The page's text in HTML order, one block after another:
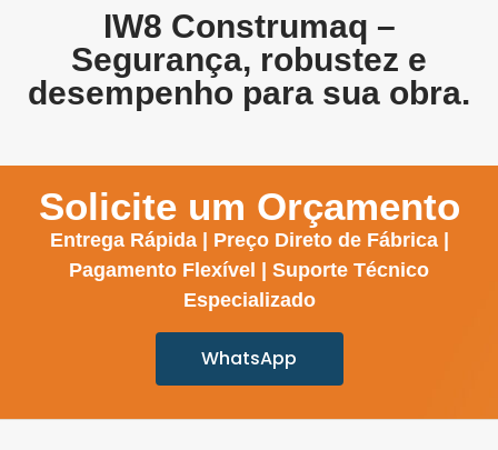
IW8 Construmaq –
Segurança, robustez e
desempenho para sua obra.
Solicite um Orçamento
Entrega Rápida | Preço Direto de Fábrica |
Pagamento Flexível | Suporte Técnico
Especializado
WhatsApp